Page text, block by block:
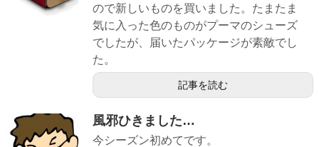
ので新しいものを買いました。たまたま
気に入った色のものがプーマのシューズ
でしたが、届いたパッケージが素敵でし
た。
記事を読む
風邪ひきました…
今シーズン初めてです。